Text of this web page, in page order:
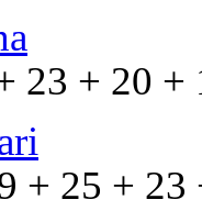
23 + 20
+ 25 +